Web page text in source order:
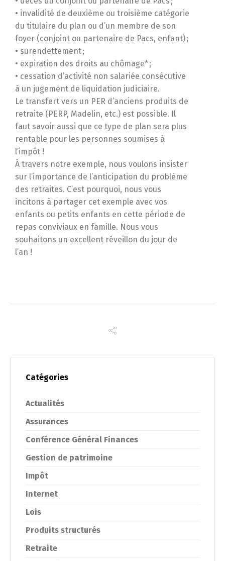
• invalidité de deuxième ou troisième catégorie
du titulaire du plan ou d’un membre de son
foyer (conjoint ou partenaire de Pacs, enfant) ;
• surendettement ;
• expiration des droits au chômage* ;
• cessation d’activité non salariée consécutive
à un jugement de liquidation judiciaire.
Le transfert vers un PER d’anciens produits de
retraite (PERP, Madelin, etc.) est possible. Il
faut savoir aussi que ce type de plan sera plus
rentable pour les personnes soumises à
l’impôt !
À travers notre exemple, nous voulons insister
sur l’importance de l’anticipation du problème
des retraites. C’est pourquoi, nous vous
incitons à partager cet exemple avec vos
enfants ou petits enfants en cette période de
repas conviviaux en famille. Nous vous
souhaitons un excellent réveillon du jour de
l’an !
Catégories
Actualités
Assurances
Conférence Général Finances
Gestion de patrimoine
Impôt
Internet
Lois
Produits structurés
Retraite